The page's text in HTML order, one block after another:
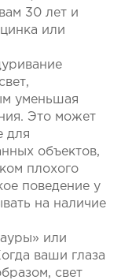
30 лет и
или
уменьшая
Это может
для
объектов,
плохого
поведение у
на наличие
или
ваши глаза
свет